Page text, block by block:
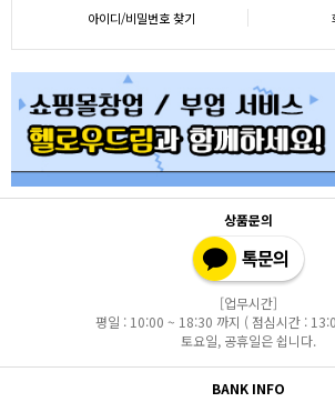
아이디/비밀번호 찾기
상품문의
[업무시간]
평일 : 10:00 ~ 18:30 까지 ( 점심시간 :
토요일, 공휴일은 쉽니다.
BANK INFO